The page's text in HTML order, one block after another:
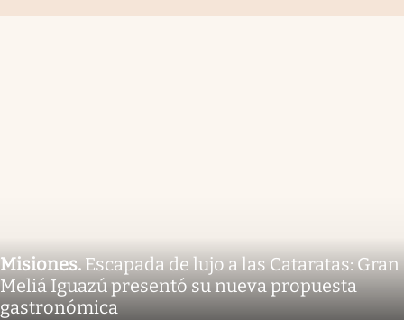
Misiones. Escapada de lujo a las Cataratas: Gran
Meliá Iguazú presentó su nueva propuesta
gastronómica